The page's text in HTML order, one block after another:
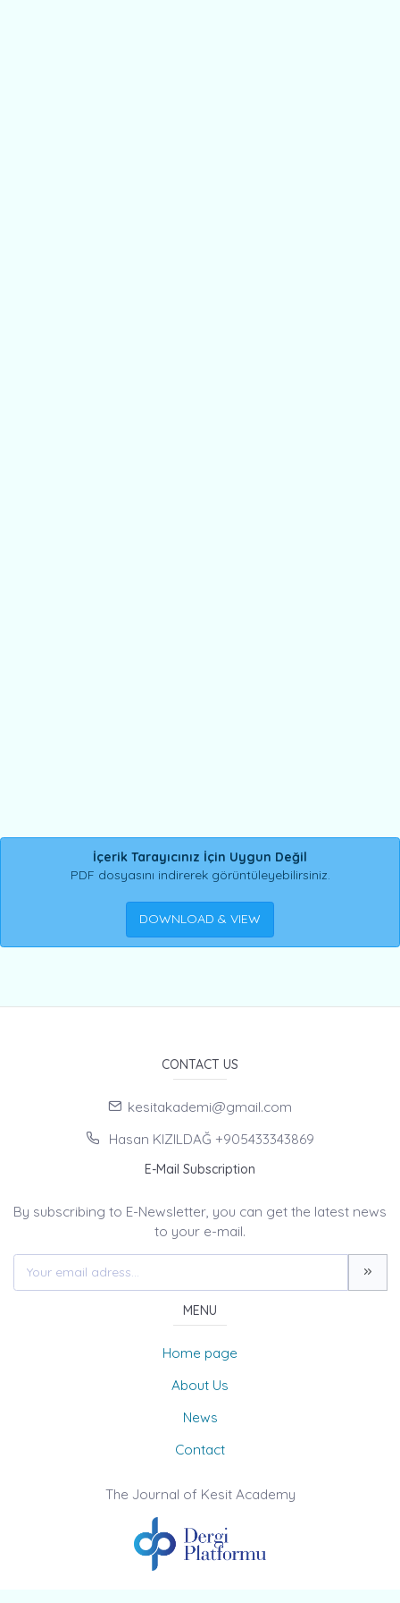
İçerik Tarayıcınız İçin Uygun Değil
PDF dosyasını indirerek görüntüleyebilirsiniz.
DOWNLOAD & VIEW
CONTACT US
kesitakademi@gmail.com
Hasan KIZILDAĞ +905433343869
E-Mail Subscription
By subscribing to E-Newsletter, you can get the latest news
to your e-mail.
MENU
Home page
About Us
News
Contact
The Journal of Kesit Academy